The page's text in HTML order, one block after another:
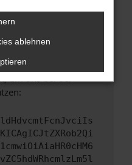
Schritte versucht
beheben. Du kannst
um uns bei der
ablehnen